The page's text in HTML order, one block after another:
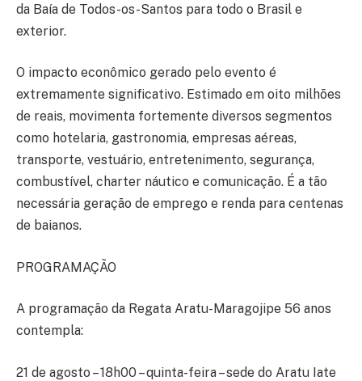
da Baía de Todos-os-Santos para todo o Brasil e
exterior.
O impacto econômico gerado pelo evento é
extremamente significativo. Estimado em oito milhões
de reais, movimenta fortemente diversos segmentos
como hotelaria, gastronomia, empresas aéreas,
transporte, vestuário, entretenimento, segurança,
combustível, charter náutico e comunicação. É a tão
necessária geração de emprego e renda para centenas
de baianos.
PROGRAMAÇÃO
A programação da Regata Aratu-Maragojipe 56 anos
contempla:
21 de agosto – 18h00 – quinta-feira – sede do Aratu Iate